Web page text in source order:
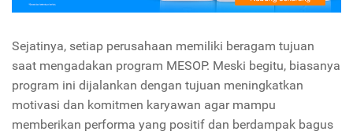
Sejatinya, setiap perusahaan memiliki beragam tujuan
saat mengadakan program MESOP. Meski begitu, biasanya
program ini dijalankan dengan tujuan meningkatkan
motivasi dan komitmen karyawan agar mampu
memberikan performa yang positif dan berdampak bagus